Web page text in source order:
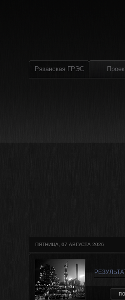
Рязанская ГРЭС
ПЯТНИЦА, 07 АВГУСТА 2026